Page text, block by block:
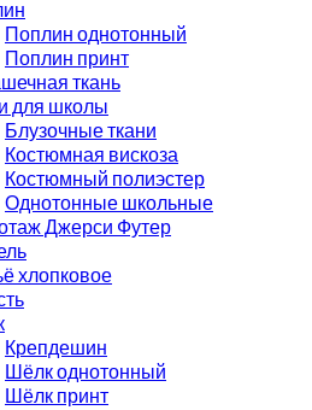
Поплин однотонный
Поплин принт
ткань
для школы
Блузочные ткани
Костюмная вискоза
Костюмный полиэстер
Однотонные школьные
Джерси Футер
хлопковое
Крепдешин
Шёлк однотонный
Шёлк принт